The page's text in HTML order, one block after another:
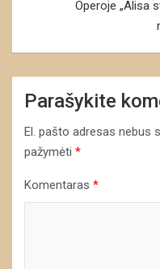
Operoje „Alisa
Parašykite
El. pašto adresas nebus
pažymėti *
Komentaras *